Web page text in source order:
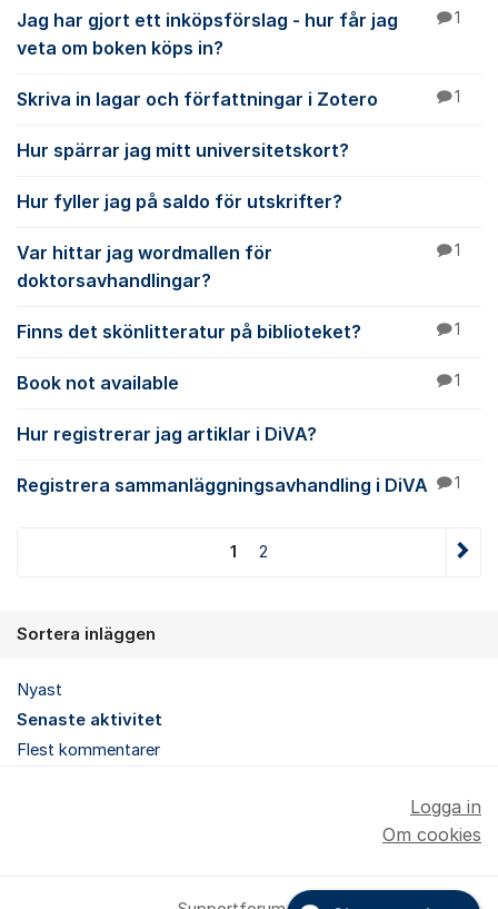
Jag har gjort ett inköpsförslag - hur får jag
veta om boken köps in?
1
Skriva in lagar och författningar i Zotero 1
Hur spärrar jag mitt universitetskort?
Hur fyller jag på saldo för utskrifter?
Var hittar jag wordmallen för
doktorsavhandlingar?
1
Finns det skönlitteratur på biblioteket? 1
Book not available 1
Hur registrerar jag artiklar i DiVA?
Registrera sammanläggningsavhandling i DiVA 1
1 2
Sortera inläggen
Nyast
Senaste aktivitet
Flest kommentarer
Logga in
Om cookies